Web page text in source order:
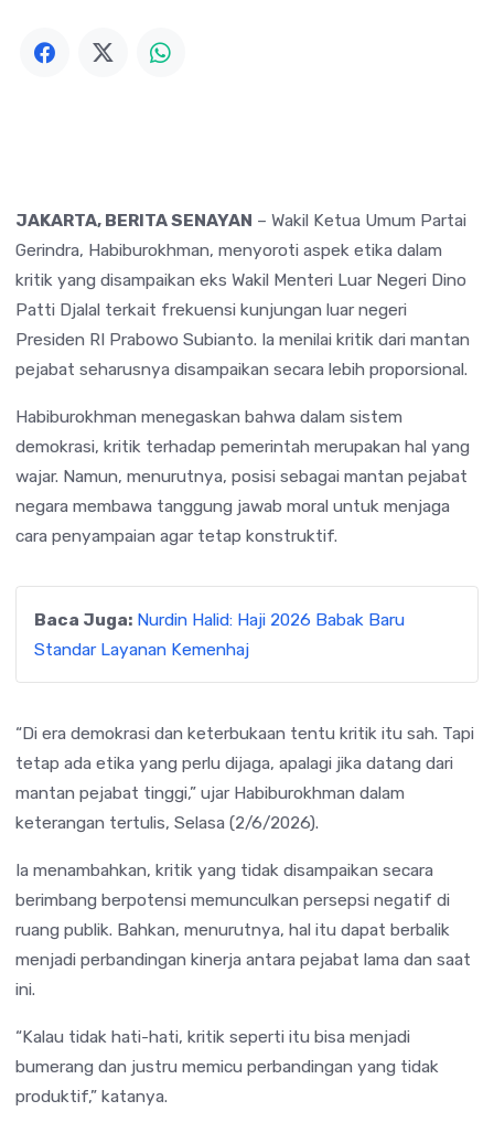
JAKARTA, BERITA SENAYAN – Wakil Ketua Umum Partai
Gerindra, Habiburokhman, menyoroti aspek etika dalam
kritik yang disampaikan eks Wakil Menteri Luar Negeri Dino
Patti Djalal terkait frekuensi kunjungan luar negeri
Presiden RI Prabowo Subianto. Ia menilai kritik dari mantan
pejabat seharusnya disampaikan secara lebih proporsional.
Habiburokhman menegaskan bahwa dalam sistem
demokrasi, kritik terhadap pemerintah merupakan hal yang
wajar. Namun, menurutnya, posisi sebagai mantan pejabat
negara membawa tanggung jawab moral untuk menjaga
cara penyampaian agar tetap konstruktif.
Baca Juga: Nurdin Halid: Haji 2026 Babak Baru
Standar Layanan Kemenhaj
“Di era demokrasi dan keterbukaan tentu kritik itu sah. Tapi
tetap ada etika yang perlu dijaga, apalagi jika datang dari
mantan pejabat tinggi,” ujar Habiburokhman dalam
keterangan tertulis, Selasa (2/6/2026).
Ia menambahkan, kritik yang tidak disampaikan secara
berimbang berpotensi memunculkan persepsi negatif di
ruang publik. Bahkan, menurutnya, hal itu dapat berbalik
menjadi perbandingan kinerja antara pejabat lama dan saat
ini.
“Kalau tidak hati-hati, kritik seperti itu bisa menjadi
bumerang dan justru memicu perbandingan yang tidak
produktif,” katanya.